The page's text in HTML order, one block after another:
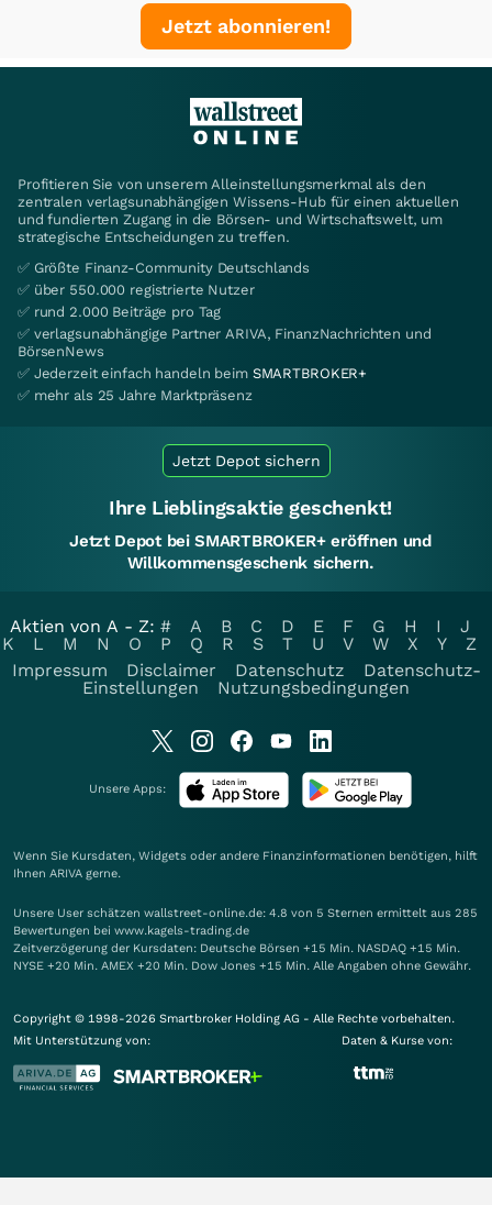
Jetzt abonnieren!
Profitieren Sie von unserem Alleinstellungsmerkmal als den
zentralen verlagsunabhängigen Wissens-Hub für einen aktuellen
und fundierten Zugang in die Börsen- und Wirtschaftswelt, um
strategische Entscheidungen zu treffen.
✅ Größte Finanz-Community Deutschlands
✅ über 550.000 registrierte Nutzer
✅ rund 2.000 Beiträge pro Tag
✅ verlagsunabhängige Partner ARIVA, FinanzNachrichten und
BörsenNews
✅ Jederzeit einfach handeln beim SMARTBROKER+
✅ mehr als 25 Jahre Marktpräsenz
Jetzt Depot sichern
Ihre Lieblingsaktie geschenkt!
Jetzt Depot bei SMARTBROKER+ eröffnen und
Willkommensgeschenk sichern.
Aktien von A - Z: # A B C D E F G H I
J
K
L M N O P Q R S T U V W X Y
Z
Impressum
Disclaimer Datenschutz
Datenschutz-
Einstellungen
Nutzungsbedingungen
Unsere Apps:
Wenn Sie Kursdaten, Widgets oder andere Finanzinformationen benötigen, hilft
Ihnen ARIVA gerne.
Unsere User schätzen wallstreet-online.de: 4.8 von 5 Sternen ermittelt aus 285
Bewertungen bei www.kagels-trading.de
Zeitverzögerung der Kursdaten: Deutsche Börsen +15 Min. NASDAQ +15 Min.
NYSE +20 Min. AMEX +20 Min. Dow Jones +15 Min. Alle Angaben ohne Gewähr.
Copyright © 1998-2026 Smartbroker Holding AG - Alle Rechte vorbehalten.
Mit Unterstützung von:
Daten & Kurse von: